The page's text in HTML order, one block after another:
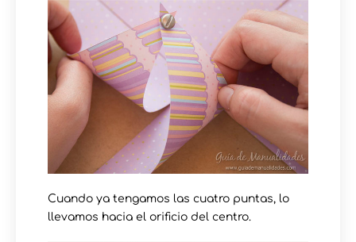
Cuando ya tengamos las cuatro puntas, lo
llevamos hacia el orificio del centro.